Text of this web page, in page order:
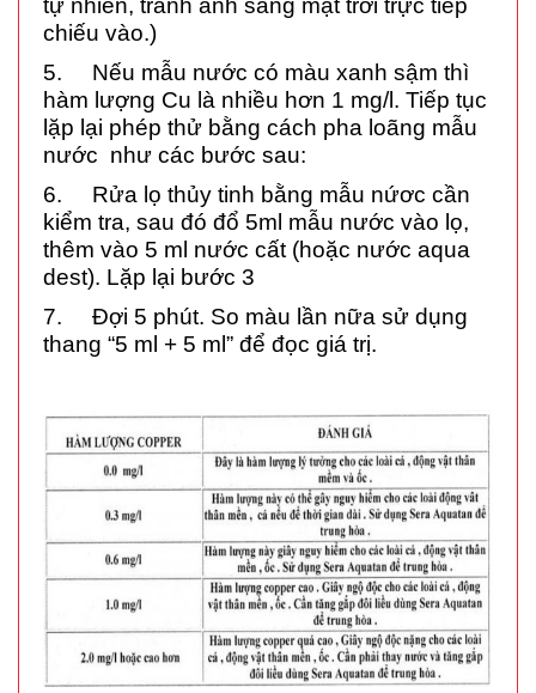
tự nhiên, tránh ánh sáng mặt trời trực tiếp
chiếu vào.)
5. Nếu mẫu nước có màu xanh sậm thì
hàm lượng Cu là nhiều hơn 1 mg/l. Tiếp tục
lặp lại phép thử bằng cách pha loãng mẫu
nước như các bước sau:
6. Rửa lọ thủy tinh bằng mẫu nứơc cần
kiểm tra, sau đó đổ 5ml mẫu nước vào lọ,
thêm vào 5 ml nước cất (hoặc nước aqua
dest). Lặp lại bước 3
7. Đợi 5 phút. So màu lần nữa sử dụng
thang “5 ml + 5 ml” để đọc giá trị.